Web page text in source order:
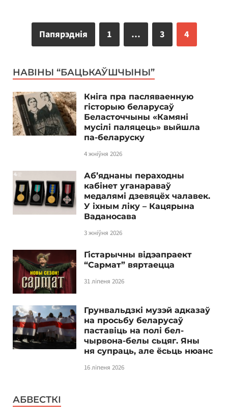
Папярэднія 1 … 3 4
НАВІНЫ “БАЦЬКАЎШЧЫНЫ”
Кніга пра пасляваенную
гісторыю беларусаў
Беласточчыны «Камяні
мусілі паляцець» выйшла
па-беларуску
4 жніўня 2026
Аб’яднаны пераходны
кабінет уганараваў
медалямі дзевяцёх чалавек.
У іхным ліку – Кацярына
Ваданосава
3 жніўня 2026
Гістарычны відэапраект
“Сармат” вяртаецца
31 ліпеня 2026
Грунвальдзкі музэй адказаў
на просьбу беларусаў
паставіць на полі бел-
чырвона-белы сьцяг. Яны
ня супраць, але ёсьць нюанс
16 ліпеня 2026
АБВЕСТКІ